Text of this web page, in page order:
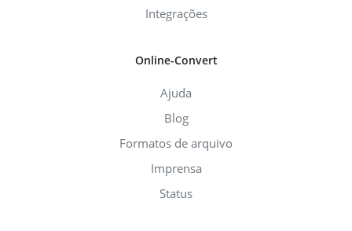
Integrações
Online-Convert
Ajuda
Blog
Formatos de arquivo
Imprensa
Status